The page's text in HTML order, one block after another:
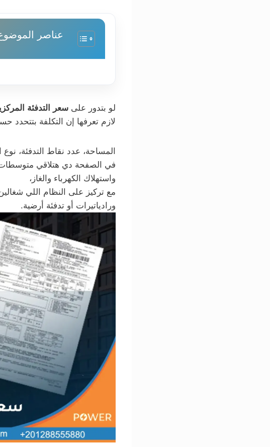
عناصر
لو بتدور على سعر التدفئة
لازم تعرفها إن التكلفة بتتحدد
المساحة، عدد نقاط التدفئة،
في الصفحة دي هتلاقي متوسطات
واستهلاك الكهرباء والغاز،
مع تركيز على النظام اللي
ورادياتيرات أو تدفئة أرضية.